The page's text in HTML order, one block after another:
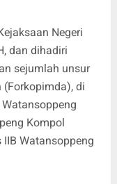
Negeri
dan dihadiri
sejumlah unsur
(Forkopimda), di
Kompol
Watansoppeng